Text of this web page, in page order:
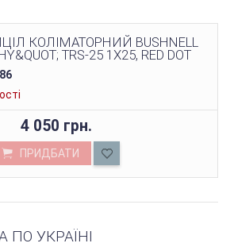
КОЛІМАТОРНИЙ BUSHNELL
TRS-25 1Х25, RED DOT
4 050 грн.
ПРИДБАТИ
ПО УКРАЇНІ